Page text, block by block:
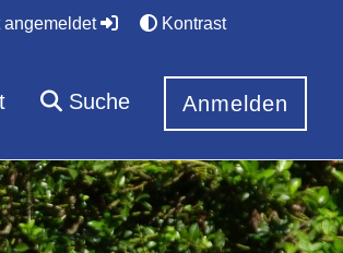
angemeldet Kontrast
Suche Anmelden